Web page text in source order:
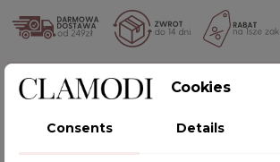
POWIĄZANE TAGI Cookies
Consents Details